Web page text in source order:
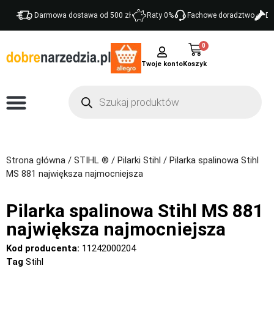
Darmowa dostawa od 500 zł Raty 0% Fachowe doradztwo
Twoje konto
0
Strona główna / STIHL ® / Pilarki Stihl / Pilarka spalinowa Stihl
MS 881 największa najmocniejsza
Pilarka spalinowa Stihl MS 881
największa najmocniejsza
Kod producenta: 11242000204
Tag Stihl